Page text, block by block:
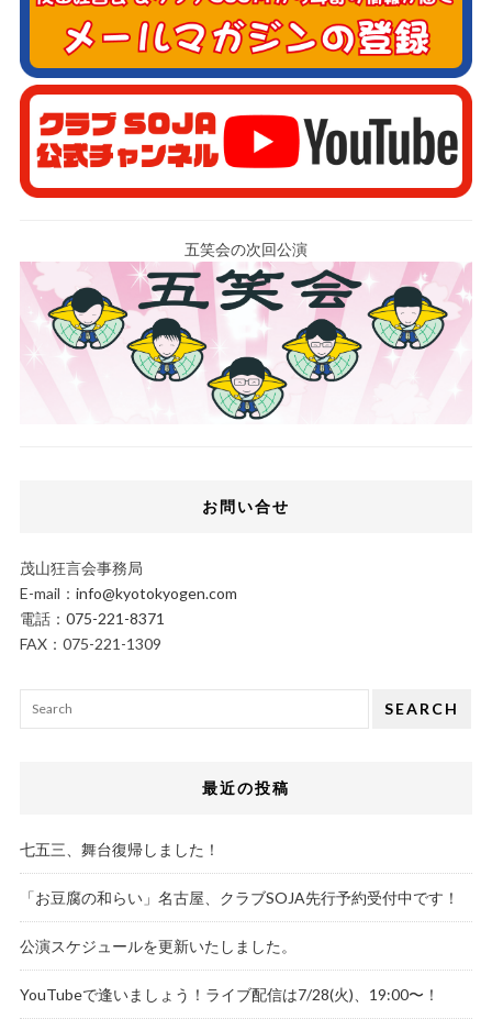
五笑会の次回公演
お問い合せ
茂山狂言会事務局
E-mail： info@kyotokyogen.com
電話： 075-221-8371
FAX：075-221-1309
SEARCH
最近の投稿
七五三、舞台復帰しました！
「お豆腐の和らい」名古屋、クラブSOJA先行予約受付中です！
公演スケジュールを更新いたしました。
YouTubeで逢いましょう！ライブ配信は7/28(火)、19:00〜！